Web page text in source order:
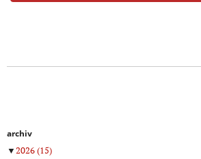
archiv
▼2026(15)